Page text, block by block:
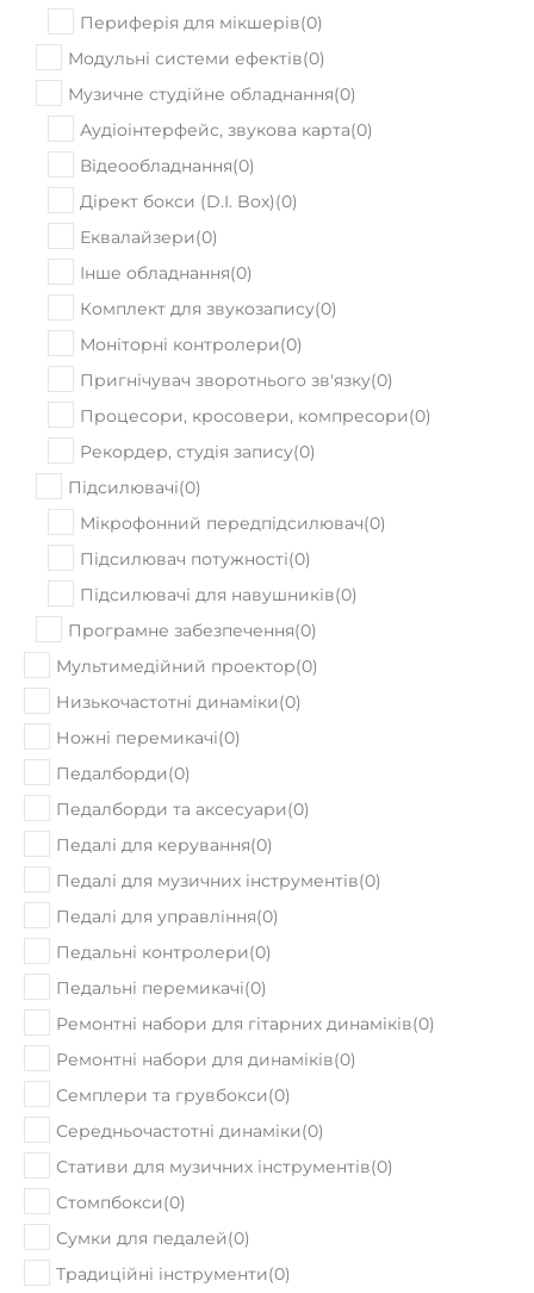
Периферія для мікшерів(0)
Модульні системи ефектів(0)
Музичне студійне обладнання(0)
Аудіоінтерфейс, звукова карта(0)
Відеообладнання(0)
Дірект бокси (D.I. Box)(0)
Еквалайзери(0)
Інше обладнання(0)
Комплект для звукозапису(0)
Моніторні контролери(0)
Пригнічувач зворотнього зв'язку(0)
Процесори, кросовери, компресори(0)
Рекордер, студія запису(0)
Підсилювачі(0)
Мікрофонний передпідсилювач(0)
Підсилювач потужності(0)
Підсилювачі для навушників(0)
Програмне забезпечення(0)
Мультимедійний проектор(0)
Низькочастотні динаміки(0)
Ножні перемикачі(0)
Педалборди(0)
Педалборди та аксесуари(0)
Педалі для керування(0)
Педалі для музичних інструментів(0)
Педалі для управління(0)
Педальні контролери(0)
Педальні перемикачі(0)
Ремонтні набори для гітарних динаміків(0)
Ремонтні набори для динаміків(0)
Семплери та грувбокси(0)
Середньочастотні динаміки(0)
Стативи для музичних інструментів(0)
Стомпбокси(0)
Сумки для педалей(0)
Традиційні інструменти(0)